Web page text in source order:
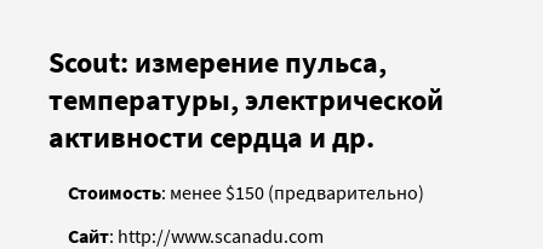
Scout: измерение пульса,
температуры, электрической
активности сердца и др.
Стоимость: менее $150 (предварительно)
Сайт: http://www.scanadu.com